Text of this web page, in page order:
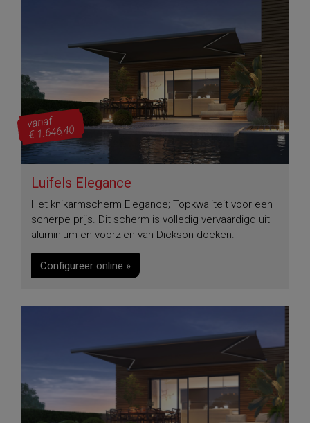
vanaf
€ 1.646,40
Luifels Elegance
Het knikarmscherm Elegance; Topkwaliteit voor een
scherpe prijs. Dit scherm is volledig vervaardigd uit
aluminium en voorzien van Dickson doeken.
Configureer online »